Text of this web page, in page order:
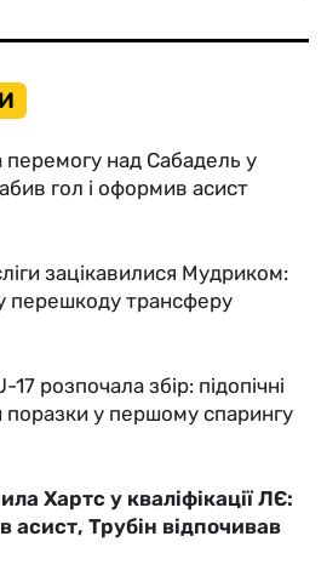
над Сабадель у
гол і оформив асист
зацікавилися Мудриком:
перешкоду трансферу
17 розпочала збір: підопічні
у першому спарингу
Хартс у кваліфікації ЛЄ:
Трубін відпочивав